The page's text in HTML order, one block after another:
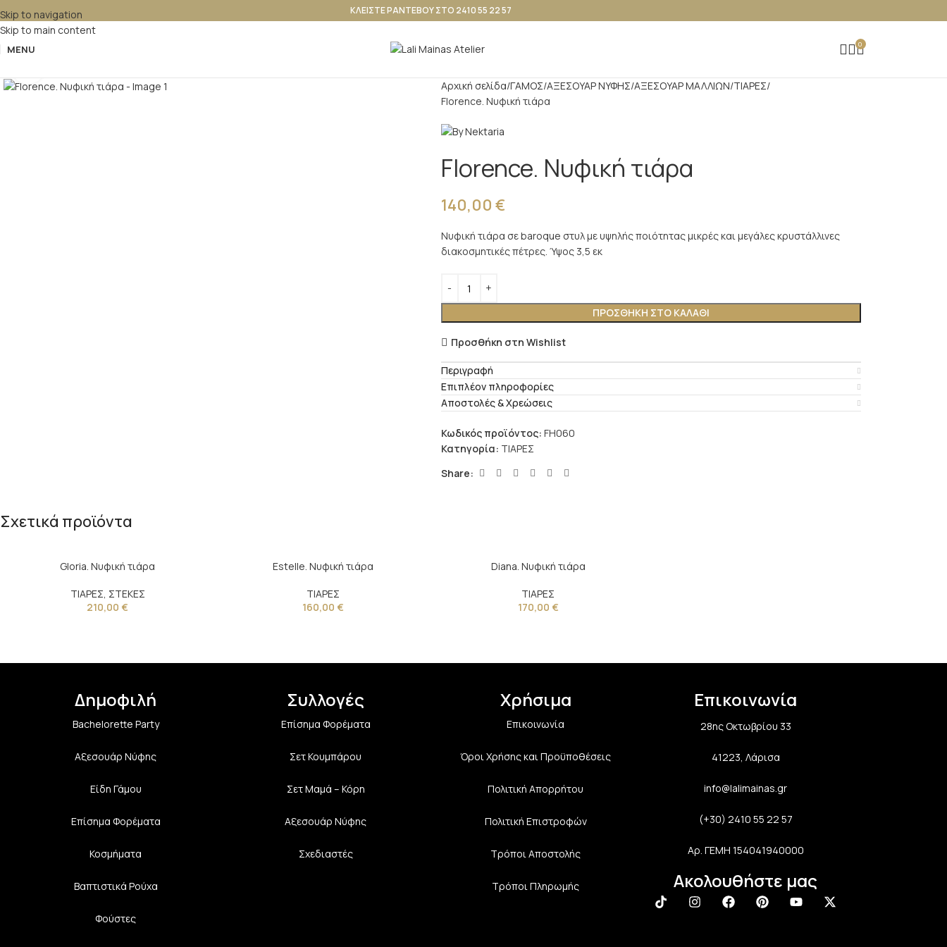
Skip to navigation
Skip to main content
ΚΛΕΙΣΤΕ ΡΑΝΤΕΒΟΥ ΣΤΟ 2410 55 22 57
MENU 0
Αρχική σελίδα ΓΑΜΟΣ ΑΞΕΣΟΥΑΡ ΝΥΦΗΣ ΑΞΕΣΟΥΑΡ ΜΑΛΛΙΩΝ ΤΙΑΡΕΣ
Florence. Νυφική τιάρα
Florence. Νυφική τιάρα
140,00 €
Νυφική τιάρα σε baroque στυλ με υψηλής ποιότητας μικρές και μεγάλες κρυστάλλινες
διακοσμητικές πέτρες. Ύψος 3,5 εκ
ΠΡΟΣΘΉΚΗ ΣΤΟ ΚΑΛΆΘΙ
Προσθήκη στη Wishlist
Περιγραφή
Επιπλέον πληροφορίες
Αποστολές & Χρεώσεις
Κωδικός προϊόντος: FH060
Κατηγορία: ΤΙΑΡΕΣ
Share:
Σχετικά προϊόντα
Gloria. Νυφική τιάρα
ΤΙΑΡΕΣ, ΣΤΕΚΕΣ
210,00 €
Estelle. Νυφική τιάρα
ΤΙΑΡΕΣ
160,00 €
Diana. Νυφική τιάρα
ΤΙΑΡΕΣ
170,00 €
Δημοφιλή
Bachelorette Party
Αξεσουάρ Νύφης
Είδη Γάμου
Επίσημα Φορέματα
Κοσμήματα
Βαπτιστικά Ρούχα
Φούστες
Συλλογές
Επίσημα Φορέματα
Σετ Κουμπάρου
Σετ Μαμά – Κόρη
Αξεσουάρ Νύφης
Σχεδιαστές
Χρήσιμα
Επικοινωνία
Όροι Χρήσης και Προϋποθέσεις
Πολιτική Aπορρήτου
Πολιτική Επιστροφών
Τρόποι Αποστολής
Τρόποι Πληρωμής
Επικοινωνία
28ης Οκτωβρίου 33
41223, Λάρισα
info@lalimainas.gr
(+30) 2410 55 22 57
Αρ. ΓΕΜΗ 154041940000
Ακολουθήστε μας